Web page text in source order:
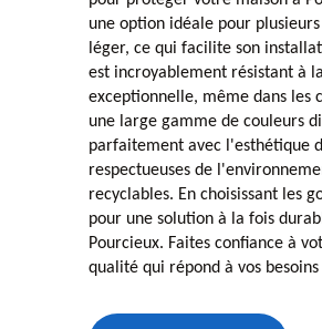
une option idéale pour
léger, ce qui facilite son
est incroyablement résistant à
exceptionnelle, même dans les
une large gamme de couleurs
parfaitement avec l'esthétique
respectueuses de
recyclables. En choisissant les
pour une solution à la fois
Pourcieux. Faites confiance à
qualité qui répond à vos